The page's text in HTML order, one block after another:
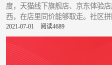
度，天猫线下旗舰店、京东体验
西，在店里同价能够取走。社区拼
2021-07-01 阅读4689